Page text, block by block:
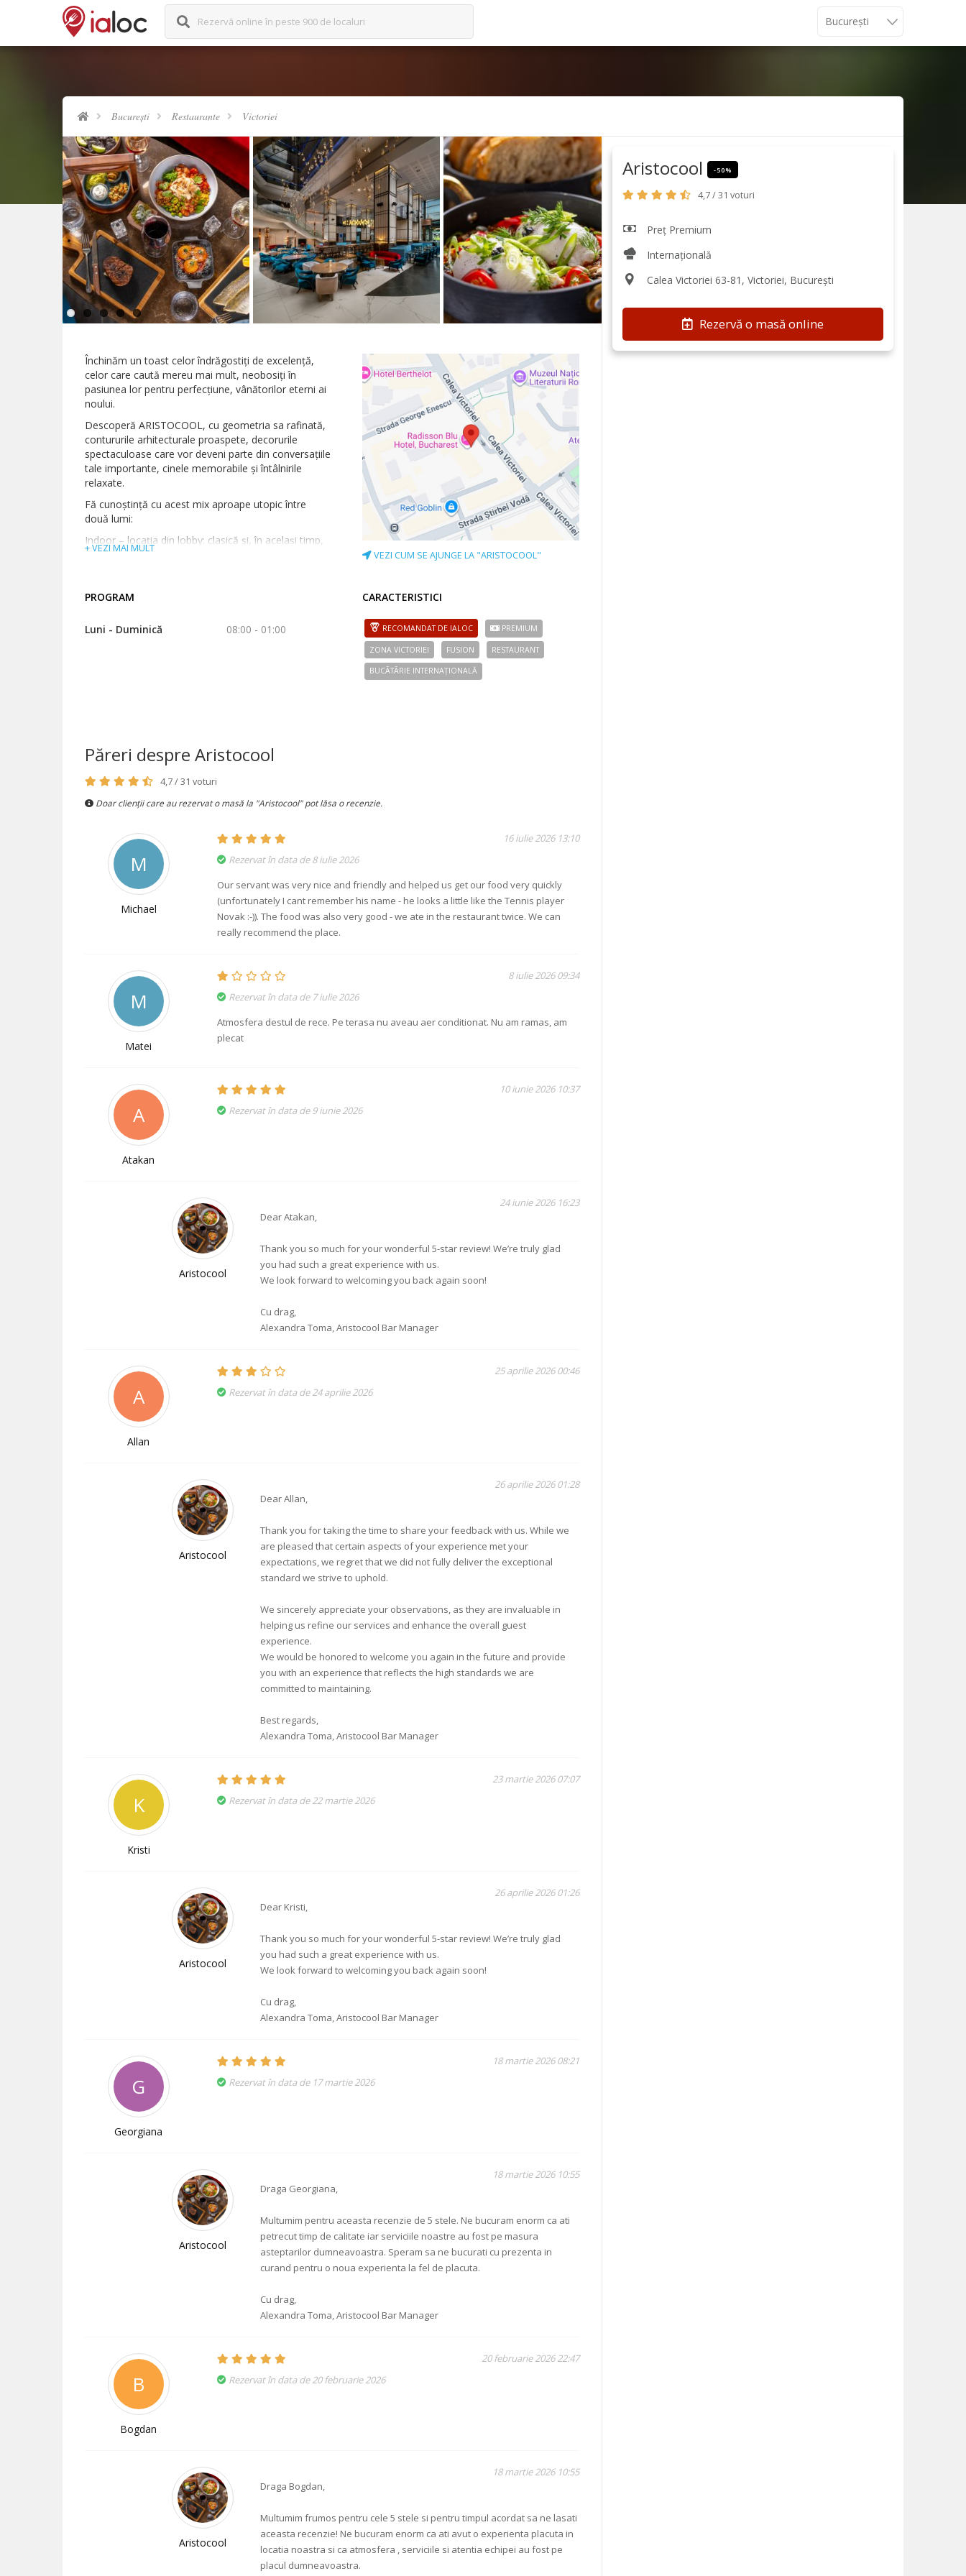
Rezervă online în peste 900 de localuri
București Restaurante Victoriei
Aristocool -50%
4,7 / 31 voturi
Preț Premium
Internațională
Calea Victoriei 63-81, Victoriei, București
Rezervă o masă online
Închinăm un toast celor îndrăgostiți de excelență,
celor care caută mereu mai mult, neobosiți în
pasiunea lor pentru perfecțiune, vânătorilor eterni ai
noului.
Descoperă ARISTOCOOL, cu geometria sa rafinată,
contururile arhitecturale proaspete, decorurile
spectaculoase care vor deveni parte din conversațiile
tale importante, cinele memorabile și întâlnirile
relaxate.
Fă cunoștință cu acest mix aproape utopic între
două lumi:
Indoor – locația din lobby: clasică și, în același timp,
contemporană.
mai mic detaliu și totuși proaspătă.
Le vrei pe toate? Le ai pe toate: un bar dublu
+ VEZI MAI MULT
VEZI CUM SE AJUNGE LA "ARISTOCOOL"
PROGRAM
Luni - Duminică 08:00 - 01:00
CARACTERISTICI
RECOMANDAT DE IALOC PREMIUM
ZONA VICTORIEI FUSION RESTAURANT
BUCÃTÃRIE INTERNAȚIONALĂ
Păreri despre Aristocool
4,7 / 31 voturi
Doar clienții care au rezervat o masă la "Aristocool" pot lăsa o recenzie.
M
Michael
16 iulie 2026 13:10
Rezervat în data de 8 iulie 2026
Our servant was very nice and friendly and helped us get our food very quickly
(unfortunately I cant remember his name - he looks a little like the Tennis player
Novak :-)). The food was also very good - we ate in the restaurant twice. We can
really recommend the place.
M
Matei
8 iulie 2026 09:34
Rezervat în data de 7 iulie 2026
Atmosfera destul de rece. Pe terasa nu aveau aer conditionat. Nu am ramas, am
plecat
A
Atakan
10 iunie 2026 10:37
Rezervat în data de 9 iunie 2026
Aristocool
24 iunie 2026 16:23
Dear Atakan,
Thank you so much for your wonderful 5-star review! We’re truly glad
you had such a great experience with us.
We look forward to welcoming you back again soon!
Cu drag,
Alexandra Toma, Aristocool Bar Manager
A
Allan
25 aprilie 2026 00:46
Rezervat în data de 24 aprilie 2026
Aristocool
26 aprilie 2026 01:28
Dear Allan,
Thank you for taking the time to share your feedback with us. While we
are pleased that certain aspects of your experience met your
expectations, we regret that we did not fully deliver the exceptional
standard we strive to uphold.
We sincerely appreciate your observations, as they are invaluable in
helping us refine our services and enhance the overall guest
experience.
We would be honored to welcome you again in the future and provide
you with an experience that reflects the high standards we are
committed to maintaining.
Best regards,
Alexandra Toma, Aristocool Bar Manager
K
Kristi
23 martie 2026 07:07
Rezervat în data de 22 martie 2026
Aristocool
26 aprilie 2026 01:26
Dear Kristi,
Thank you so much for your wonderful 5-star review! We’re truly glad
you had such a great experience with us.
We look forward to welcoming you back again soon!
Cu drag,
Alexandra Toma, Aristocool Bar Manager
G
Georgiana
18 martie 2026 08:21
Rezervat în data de 17 martie 2026
Aristocool
18 martie 2026 10:55
Draga Georgiana,
Multumim pentru aceasta recenzie de 5 stele. Ne bucuram enorm ca ati
petrecut timp de calitate iar serviciile noastre au fost pe masura
asteptarilor dumneavoastra. Speram sa ne bucurati cu prezenta in
curand pentru o noua experienta la fel de placuta.
Cu drag,
Alexandra Toma, Aristocool Bar Manager
B
Bogdan
20 februarie 2026 22:47
Rezervat în data de 20 februarie 2026
Aristocool
18 martie 2026 10:55
Draga Bogdan,
Multumim frumos pentru cele 5 stele si pentru timpul acordat sa ne lasati
aceasta recenzie! Ne bucuram enorm ca ati avut o experienta placuta in
locatia noastra si ca atmosfera , serviciile si atentia echipei au fost pe
placul dumneavoastra.